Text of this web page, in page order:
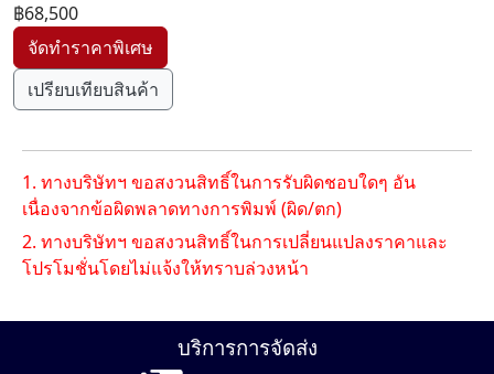
฿68,500
เปรียบเทียบสินค้า
1. ทางบริษัทฯ ขอสงวนสิทธิ์ในการรับผิดชอบใดๆ อัน
เนื่องจากข้อผิดพลาดทางการพิมพ์ (ผิด/ตก)
2. ทางบริษัทฯ ขอสงวนสิทธิ์ในการเปลี่ยนแปลงราคาและ
โปรโมชั่นโดยไม่แจ้งให้ทราบล่วงหน้า
บริการการจัดส่ง